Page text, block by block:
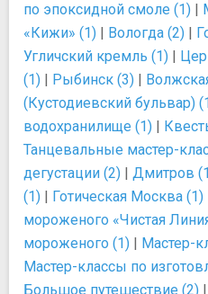
по эпоксидной смоле (1) |
«Кижи» (1) | Вологда (2) |
Угличский кремль (1) |
(1) | Рыбинск (3) |
(Кустодиевский бульвар)
водохранилище (1) |
Танцевальные мастер-
дегустации (2) | Дмитров
(1) | Готическая Москва (1)
мороженого «Чистая
мороженого (1) | Мастер-
Мастер-классы по
Большое путешествие (2) |